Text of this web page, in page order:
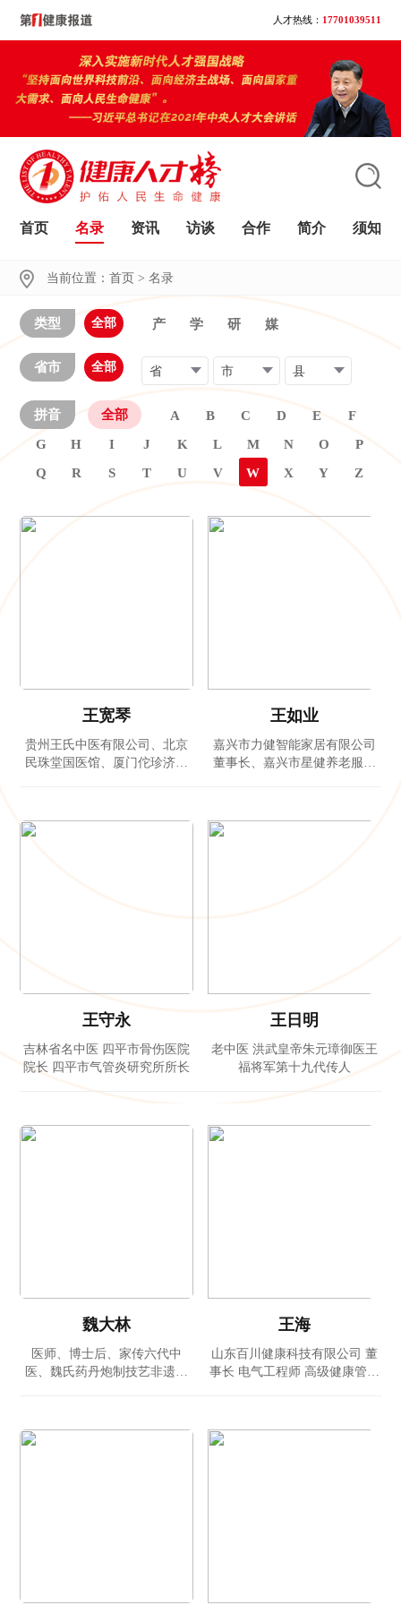
人才热线： 17701039511
首页 名录 资讯 访谈 合作 简介
须知
大家都在搜
当前位置：首页 >名录
类型 全部 产 学 研 媒
省市 全部 省 市 县
拼音 全部 A B C D E
F
G
H I J K L M N O
P
Q
R S T U V W X Y Z
王宽琴
贵州王氏中医有限公司、北京
民珠堂国医馆、厦门佗珍济世
王如业
嘉兴市力健智能家居有限公司
董事长、嘉兴市星健养老服务
王守永
吉林省名中医 四平市骨伤医院
院长 四平市气管炎研究所所长
王日明
老中医 洪武皇帝朱元璋御医王
福将军第十九代传人
魏大林
医师、博士后、家传六代中
医、魏氏药丹炮制技艺非遗传
王海
山东百川健康科技有限公司 董
事长 电气工程师 高级健康管理